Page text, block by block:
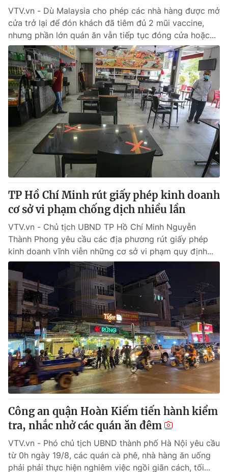
VTV.vn - Dù Malaysia cho phép các nhà hàng được mở
cửa trở lại để đón khách đã tiêm đủ 2 mũi vaccine,
nhưng phần lớn quán ăn vẫn tiếp tục đóng cửa hoặc...
TP Hồ Chí Minh rút giấy phép kinh doanh
cơ sở vi phạm chống dịch nhiều lần
VTV.vn - Chủ tịch UBND TP Hồ Chí Minh Nguyễn
Thành Phong yêu cầu các địa phương rút giấy phép
kinh doanh vĩnh viễn những cơ sở vi phạm quy định...
Công an quận Hoàn Kiếm tiến hành kiểm
tra, nhắc nhở các quán ăn đêm
VTV.vn - Phó chủ tịch UBND thành phố Hà Nội yêu cầu
từ 0h ngày 19/8, các quán cà phê, nhà hàng ăn uống
phải phải thực hiện nghiêm việc ngồi giãn cách, tối...